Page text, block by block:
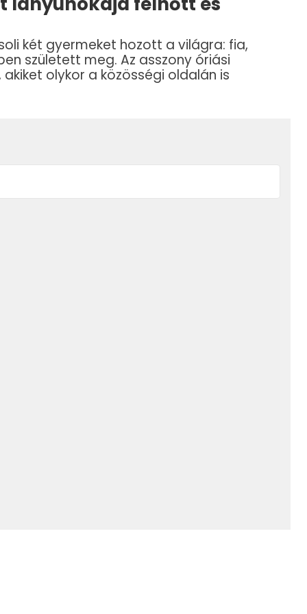
két gyermeket hozott a világra: fia,
született meg. Az asszony óriási
olykor a közösségi oldalán is